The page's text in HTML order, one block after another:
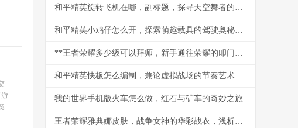
和平精英旋转飞机在哪，副标题，探寻天空舞者的秘密坐标
和平精英小鸡仔怎么开，探索萌趣载具的驾驶奥秘，副标题，从获取到驰骋战场的全指南
**王者荣耀多少级可以拜师，新手通往荣耀的叩门砖**
和平精英快板怎么编制，兼论虚拟战场的节奏艺术
我的世界手机版火车怎么做，红石与矿车的奇妙之旅
王者荣耀雅典娜皮肤，战争女神的华彩战衣，浅析皮肤设计与实战体验